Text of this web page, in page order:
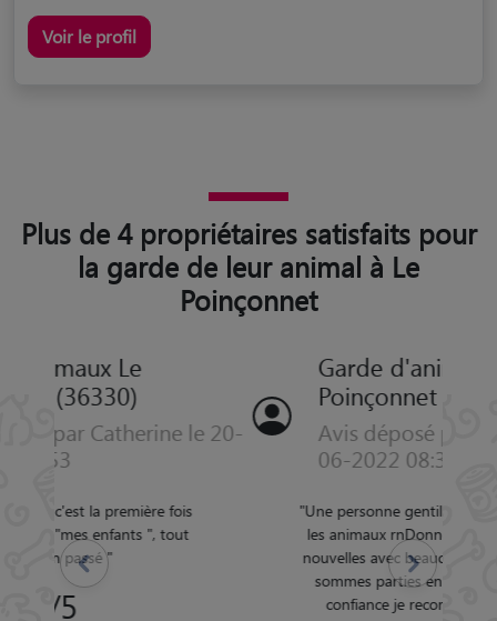
Voir le profil
Plus de 4 propriétaires satisfaits pour
la garde de leur animal à Le
Poinçonnet
Garde d'animaux Le
Poinçonnet (36330)
Avis déposé par Beatrice le 27-
"Une personne gentille et douce qui adore
les animaux rnDonne régulièrement des
nouvelles avec beaucoup de photos nous
sommes parties en vacances en toute
confiance je recommande à 100%"
Précédent Suivant